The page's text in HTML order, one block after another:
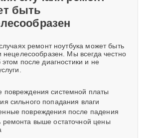
быть
ремонт ноутбука может быть
нецелесообразен. Мы всегда честно
после диагностики и не
повреждения системной платы
сильного попадания влаги
повреждения после падения
ремонта выше остаточной цены